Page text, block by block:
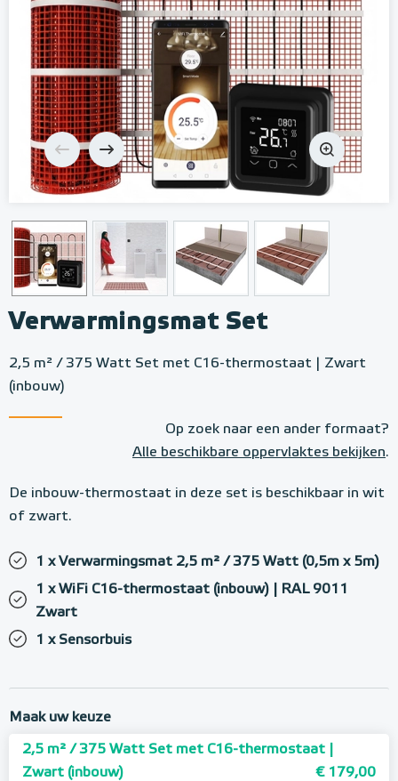
Verwarmingsmat Set
2,5 m² / 375 Watt Set met C16-thermostaat | Zwart
(inbouw)
Op zoek naar een ander formaat?
Alle beschikbare oppervlaktes bekijken.
De inbouw-thermostaat in deze set is beschikbaar in wit
of zwart.
1 x Verwarmingsmat 2,5 m² / 375 Watt (0,5m x 5m)
1 x WiFi C16-thermostaat (inbouw) | RAL 9011
Zwart
1 x Sensorbuis
Maak uw keuze
2,5 m² / 375 Watt Set met C16-thermostaat |
Zwart (inbouw)
€ 179,00